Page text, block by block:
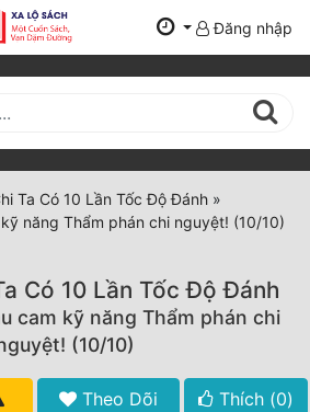
Đăng nhập
Ta Có 10 Lần Tốc Độ Đánh »
năng Thẩm phán chi nguyệt! (10/10)
Có 10 Lần Tốc Độ Đánh
cam kỹ năng Thẩm phán chi
(10/10)
Theo Dõi Thích (0)